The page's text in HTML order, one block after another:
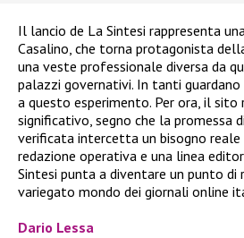
Il lancio de La Sintesi rappresenta
Casalino, che torna protagonista
una veste professionale diversa da
palazzi governativi. In tanti
a questo esperimento. Per ora, il
significativo, segno che la promessa
verificata intercetta un bisogno reale
redazione operativa e una linea
Sintesi punta a diventare un punto
variegato mondo dei giornali online
Dario Lessa